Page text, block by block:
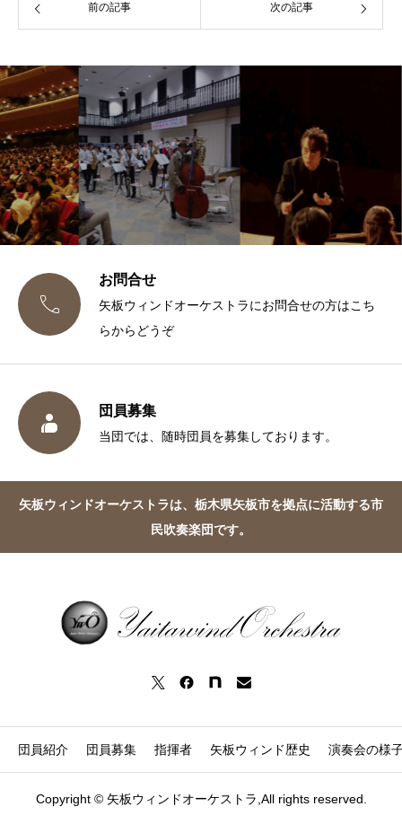
前の記事 次の記事

お問合せ
矢板ウィンドオーケストラにお問合せの方はこち
らからどうぞ
 団員募集
当団では、随時団員を募集しております。
矢板ウィンドオーケストラは、栃木県矢板市を拠点に活動する市
民吹奏楽団です。
団員紹介 団員募集 指揮者 矢板ウィンド歴史 演奏会の様
Copyright © 矢板ウィンドオーケストラ,All rights reserved.